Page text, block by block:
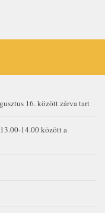
16. között zárva tart
14.00 között a